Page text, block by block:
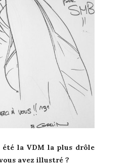
été la VDM la plus drôle
avez illustré ?